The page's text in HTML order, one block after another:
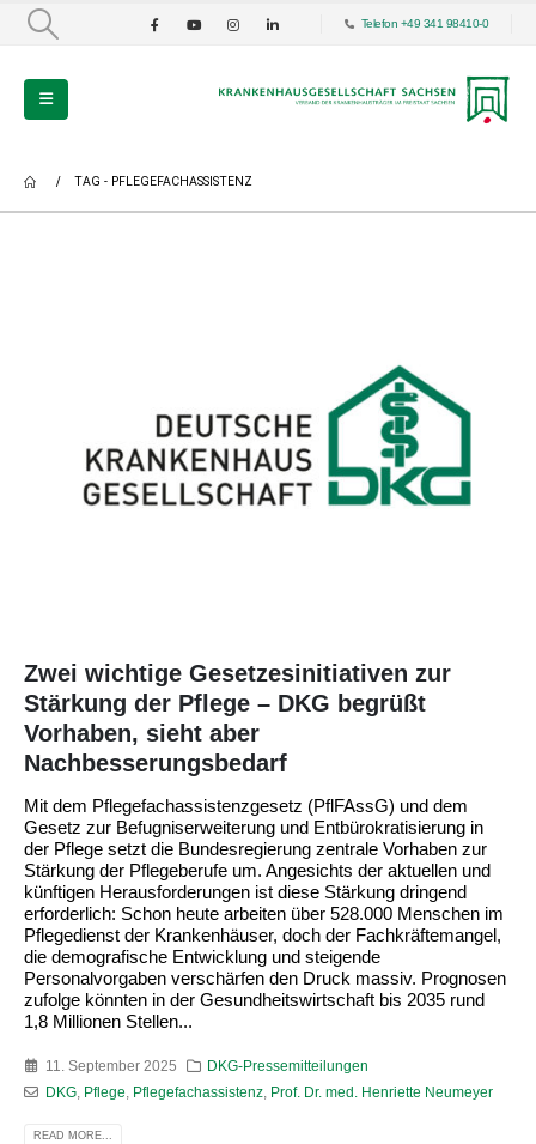
Telefon +49 341 98410-0
TAG - PFLEGEFACHASSISTENZ
Zwei wichtige Gesetzesinitiativen zur
Stärkung der Pflege – DKG begrüßt
Vorhaben, sieht aber
Nachbesserungsbedarf
Mit dem Pflegefachassistenzgesetz (PflFAssG) und dem
Gesetz zur Befugniserweiterung und Entbürokratisierung in
der Pflege setzt die Bundesregierung zentrale Vorhaben zur
Stärkung der Pflegeberufe um. Angesichts der aktuellen und
künftigen Herausforderungen ist diese Stärkung dringend
erforderlich: Schon heute arbeiten über 528.000 Menschen im
Pflegedienst der Krankenhäuser, doch der Fachkräftemangel,
die demografische Entwicklung und steigende
Personalvorgaben verschärfen den Druck massiv. Prognosen
zufolge könnten in der Gesundheitswirtschaft bis 2035 rund
1,8 Millionen Stellen...
11. September 2025
DKG-Pressemitteilungen
DKG, Pflege Pflegefachassistenz, Prof. Dr. med. Henriette Neumeyer
READ MORE...